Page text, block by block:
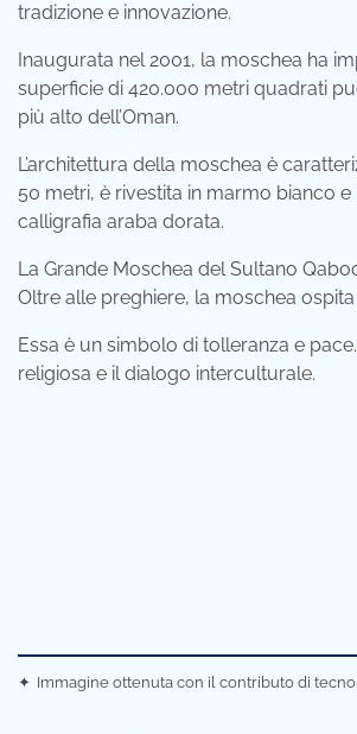
tradizione e innovazione.
Inaugurata nel 2001, la moschea ha
superficie di 420.000 metri quadrati
più alto dell’Oman.
L’architettura della moschea è
50 metri, è rivestita in marmo bianco
calligrafia araba dorata.
La Grande Moschea del Sultano
Oltre alle preghiere, la moschea
Essa è un simbolo di tolleranza e
religiosa e il dialogo interculturale.
✦ Immagine ottenuta con il contributo di